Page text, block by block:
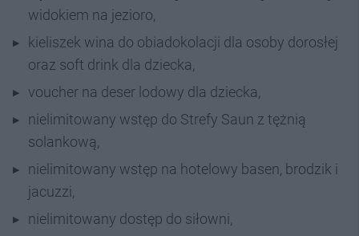
widokiem na jezioro,
kieliszek wina do obiadokolacji dla osoby dorosłej
oraz soft drink dla dziecka,
voucher na deser lodowy dla dziecka,
nielimitowany wstęp do Strefy Saun z tężnią
solankową,
nielimitowany wstęp na hotelowy basen, brodzik i
jacuzzi,
nielimitowany dostęp do siłowni,